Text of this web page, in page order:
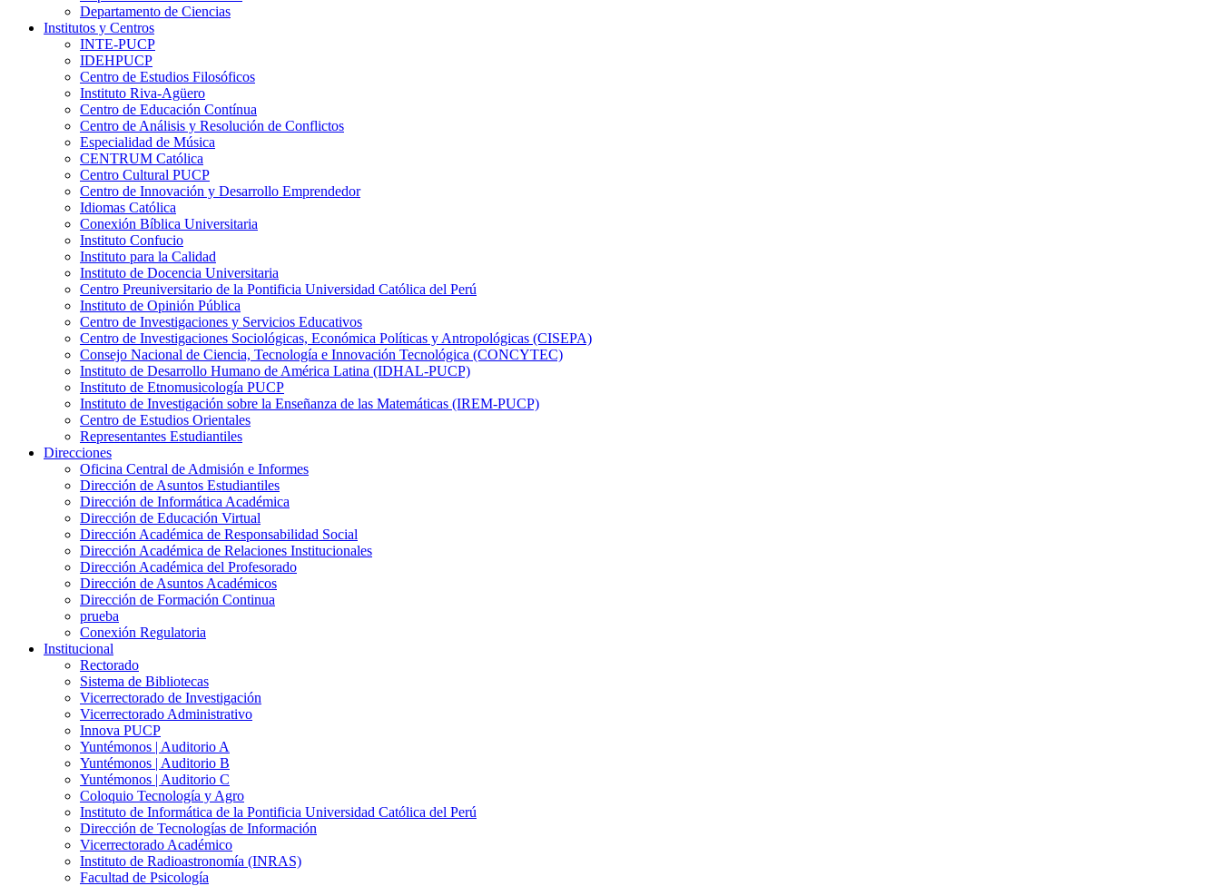
Departamento de Ciencias
Institutos y Centros
INTE-PUCP
IDEHPUCP
Centro de Estudios Filosóficos
Instituto Riva-Agüero
Centro de Educación Contínua
Centro de Análisis y Resolución de Conflictos
Especialidad de Música
CENTRUM Católica
Centro Cultural PUCP
Centro de Innovación y Desarrollo Emprendedor
Idiomas Católica
Conexión Bíblica Universitaria
Instituto Confucio
Instituto para la Calidad
Instituto de Docencia Universitaria
Centro Preuniversitario de la Pontificia Universidad Católica del Perú
Instituto de Opinión Pública
Centro de Investigaciones y Servicios Educativos
Centro de Investigaciones Sociológicas, Económica Políticas y Antropológicas (CISEPA)
Consejo Nacional de Ciencia, Tecnología e Innovación Tecnológica (CONCYTEC)
Instituto de Desarrollo Humano de América Latina (IDHAL-PUCP)
Instituto de Etnomusicología PUCP
Instituto de Investigación sobre la Enseñanza de las Matemáticas (IREM-PUCP)
Centro de Estudios Orientales
Representantes Estudiantiles
Direcciones
Oficina Central de Admisión e Informes
Dirección de Asuntos Estudiantiles
Dirección de Informática Académica
Dirección de Educación Virtual
Dirección Académica de Responsabilidad Social
Dirección Académica de Relaciones Institucionales
Dirección Académica del Profesorado
Dirección de Asuntos Académicos
Dirección de Formación Continua
prueba
Conexión Regulatoria
Institucional
Rectorado
Sistema de Bibliotecas
Vicerrectorado de Investigación
Vicerrectorado Administrativo
Innova PUCP
Yuntémonos | Auditorio A
Yuntémonos | Auditorio B
Yuntémonos | Auditorio C
Coloquio Tecnología y Agro
Instituto de Informática de la Pontificia Universidad Católica del Perú
Dirección de Tecnologías de Información
Vicerrectorado Académico
Instituto de Radioastronomía (INRAS)
Facultad de Psicología